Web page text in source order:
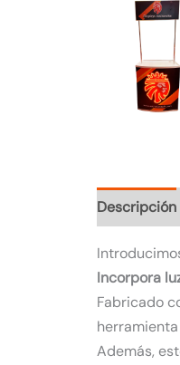
Descripción
Incorpora
Fabricado
Además,